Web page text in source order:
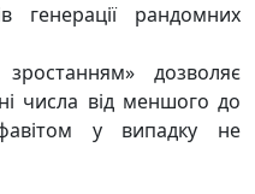
генерації рандомних
дозволяє
числа від меншого до
у випадку не